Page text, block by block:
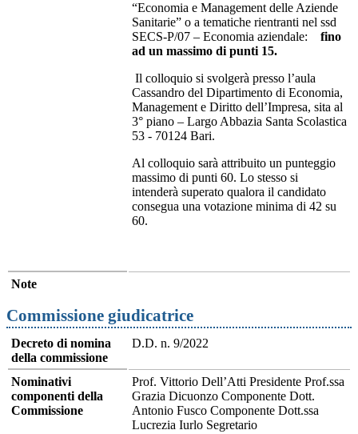
“Economia e Management delle Aziende
Sanitarie” o a tematiche rientranti nel ssd
SECS-P/07 – Economia aziendale: fino
ad un massimo di punti 15.
Il colloquio si svolgerà presso l’aula
Cassandro del Dipartimento di Economia,
Management e Diritto dell’Impresa, sita al
3° piano – Largo Abbazia Santa Scolastica
53 - 70124 Bari.
Al colloquio sarà attribuito un punteggio
massimo di punti 60. Lo stesso si
intenderà superato qualora il candidato
consegua una votazione minima di 42 su
60.
Note
Commissione giudicatrice
Decreto di nomina
della commissione
D.D. n. 9/2022
Nominativi
componenti della
Commissione
Prof. Vittorio Dell’Atti Presidente Prof.ssa
Grazia Dicuonzo Componente Dott.
Antonio Fusco Componente Dott.ssa
Lucrezia Iurlo Segretario